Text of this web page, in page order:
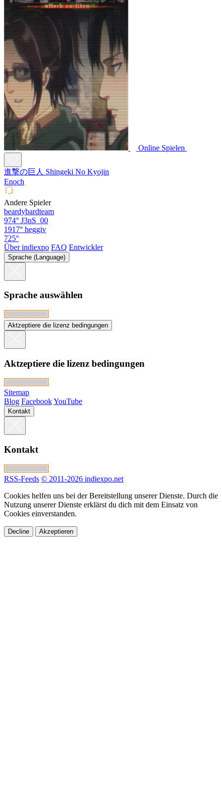
Online Spielen
進撃の巨人 Shingeki No Kyojin
Enoch
Andere Spieler
beardybardteam
974° J3nS_00
1917° heggiv
725°
Über indiexpo FAQ Entwickler
Sprache (Language)
Sprache auswählen
Aktzeptiere die lizenz bedingungen
Aktzeptiere die lizenz bedingungen
Sitemap
Blog FacebookYouTube
Kontakt
Kontakt
RSS-Feeds © 2011-2026 indiexpo.net
Cookies helfen uns bei der Bereitstellung unserer Dienste. Durch die
Nutzung unserer Dienste erklärst du dich mit dem Einsatz von
Cookies einverstanden.
Decline Akzeptieren